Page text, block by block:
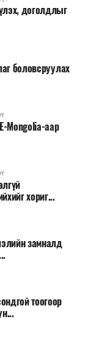
доголдлыг
боловсруулах
Mongolia-аар
хориг...
замналд
тоогоор